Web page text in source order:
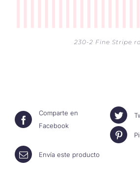
230-2 Fine Stripe
Comparte en
Facebook
Envía este producto